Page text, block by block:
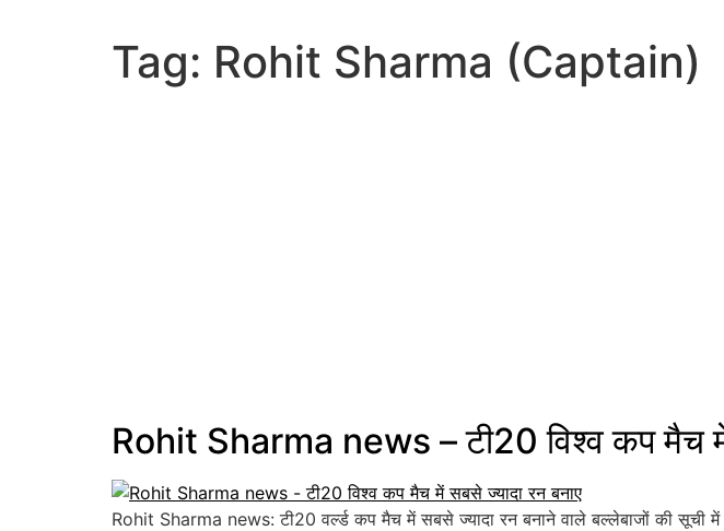
Tag: Rohit Sharma (Captain)
Rohit Sharma news – टी20 विश्व कप मैच में
Rohit Sharma news: टी20 वर्ल्ड कप मैच में सबसे ज्यादा रन बनाने वाले बल्लेबाजों की